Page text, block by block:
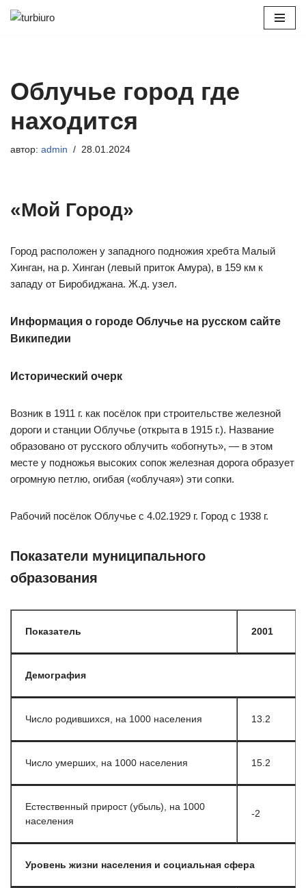
Облучье город где
находится
автор: admin 28.01.2024
«Мой Город»
Город расположен у западного подножия хребта Малый
Хинган, на р. Хинган (левый приток Амура), в 159 км к
западу от Биробиджана. Ж.д. узел.
Информация о городе Облучье на русском сайте
Википедии
Исторический очерк
Возник в 1911 г. как посёлок при строительстве железной
дороги и станции Облучье (открыта в 1915 г.). Название
образовано от русского облучить «обогнуть», — в этом
месте у подножья высоких сопок железная дорога образует
огромную петлю, огибая («облучая») эти сопки.
Рабочий посёлок Облучье с 4.02.1929 г. Город с 1938 г.
Показатели муниципального
образования
Показатель 2001
Демография
Число родившихся, на 1000 населения 13.2
Число умерших, на 1000 населения 15.2
Естественный прирост (убыль), на 1000
населения
-2
Уровень жизни населения и социальная сфера